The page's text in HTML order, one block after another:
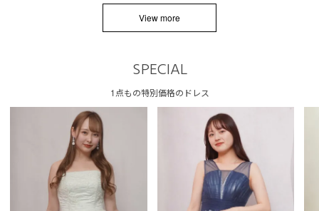
View more
SPECIAL
1点もの特別価格のドレス